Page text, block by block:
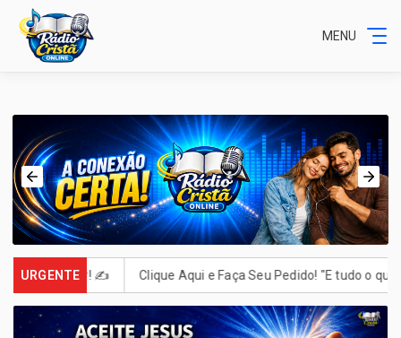
MENU
URGENTE
Escrever! ✍️ Clique Aqui e Faça Seu Pedido! "E tudo o que